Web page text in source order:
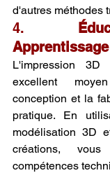
d'autres méthodes
4.
L'impression
excellent
conception et la
pratique. En
modélisation 3D
créations,
compétences